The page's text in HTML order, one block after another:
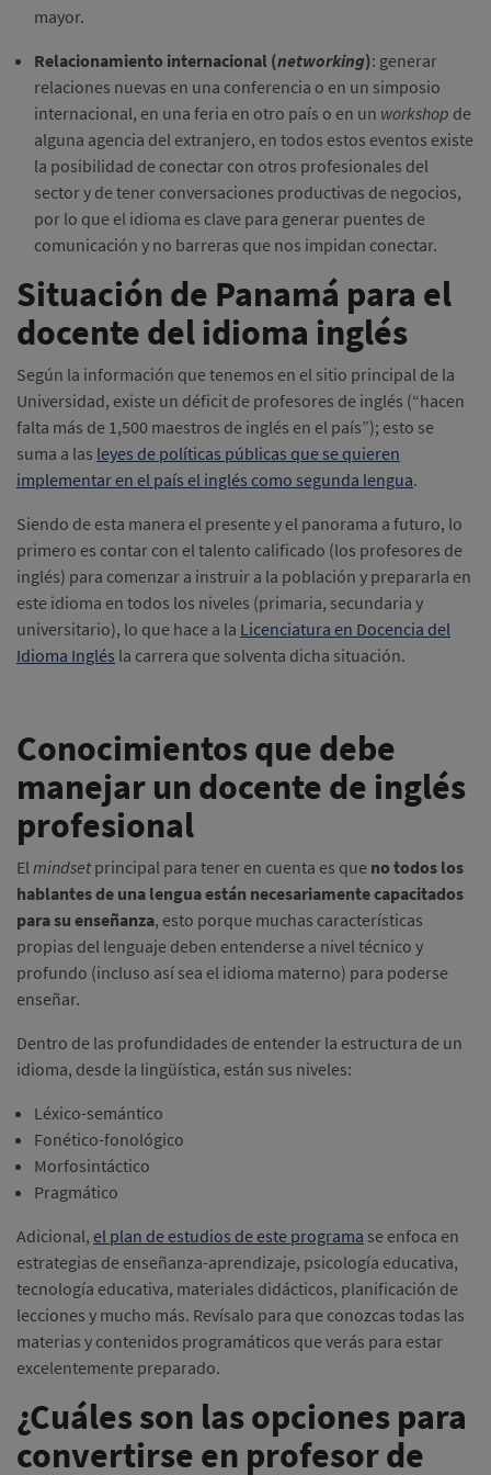
mayor.
Relacionamiento internacional (networking): generar
relaciones nuevas en una conferencia o en un simposio
internacional, en una feria en otro país o en un workshop de
alguna agencia del extranjero, en todos estos eventos existe
la posibilidad de conectar con otros profesionales del
sector y de tener conversaciones productivas de negocios,
por lo que el idioma es clave para generar puentes de
comunicación y no barreras que nos impidan conectar.
Situación de Panamá para el
docente del idioma inglés
Según la información que tenemos en el sitio principal de la
Universidad, existe un déficit de profesores de inglés (“hacen
falta más de 1,500 maestros de inglés en el país”); esto se
suma a las leyes de políticas públicas que se quieren
implementar en el país el inglés como segunda lengua.
Siendo de esta manera el presente y el panorama a futuro, lo
primero es contar con el talento calificado (los profesores de
inglés) para comenzar a instruir a la población y prepararla en
este idioma en todos los niveles (primaria, secundaria y
universitario), lo que hace a la Licenciatura en Docencia del
Idioma Inglés la carrera que solventa dicha situación.
Conocimientos que debe
manejar un docente de inglés
profesional
Elmindsetprincipal para tener en cuenta es que no todos los
hablantes de una lengua están necesariamente capacitados
para su enseñanza, esto porque muchas características
propias del lenguaje deben entenderse a nivel técnico y
profundo (incluso así sea el idioma materno) para poderse
enseñar.
Dentro de las profundidades de entender la estructura de un
idioma, desde la lingüística, están sus niveles:
Léxico-semántico
Fonético-fonológico
Morfosintáctico
Pragmático
Adicional, el plan de estudios de este programa se enfoca en
estrategias de enseñanza-aprendizaje, psicología educativa,
tecnología educativa, materiales didácticos, planificación de
lecciones y mucho más. Revísalo para que conozcas todas las
materias y contenidos programáticos que verás para estar
excelentemente preparado.
¿Cuáles son las opciones para
convertirse en profesor de